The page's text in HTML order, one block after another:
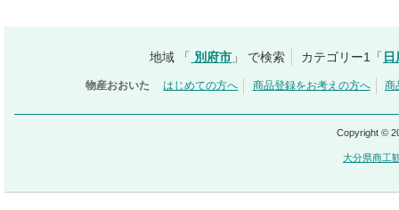
地域 「 別府市 」 で検索 カテゴリー1「
物産おおいた はじめての方へ 商品登録をお考えの方へ 商
Copyright ©
大分県商工